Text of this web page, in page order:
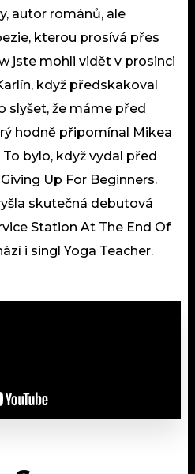
autor románů, ale
kterou prosívá přes
jste mohli vidět v prosinci
když předskakoval
slyšet, že máme před
hodně připomínal Mikea
bylo, když vydal před
Up For Beginners.
skutečná debutová
Station At The End Of
i singl Yoga Teacher.